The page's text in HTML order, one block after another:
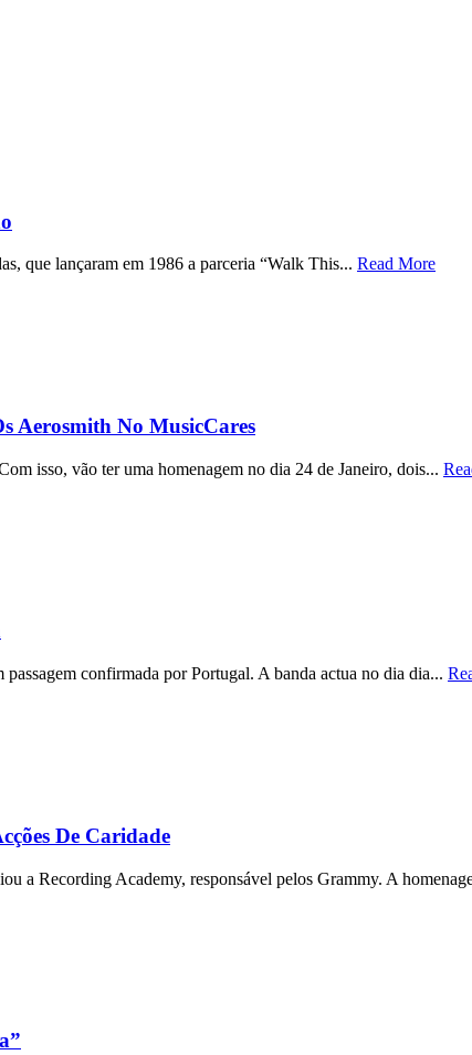
que lançaram em 1986 a parceria “Walk This... Read More
Aerosmith No MusicCares
isso, vão ter uma homenagem no dia 24 de Janeiro, dois...
confirmada por Portugal. A banda actua no dia dia...
De Caridade
a Recording Academy, responsável pelos Grammy. A